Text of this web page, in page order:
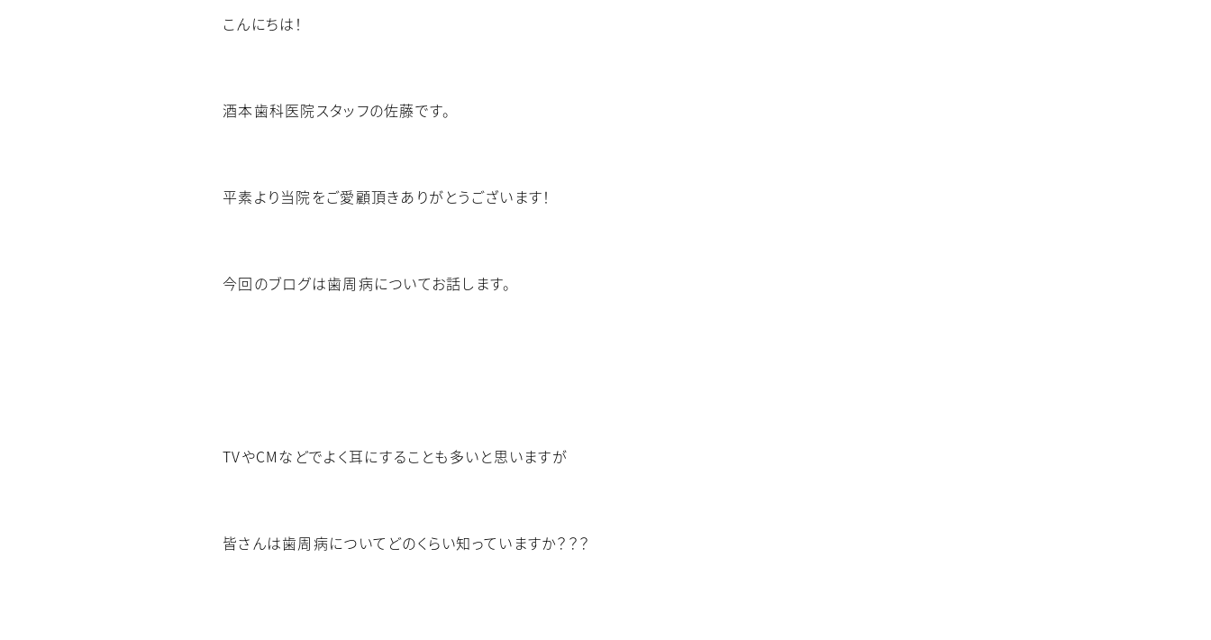
こんにちは！
酒本歯科医院スタッフの佐藤です。
平素より当院をご愛顧頂きありがとうございます！
今回のブログは歯周病についてお話します。
TVやCMなどでよく耳にすることも多いと思いますが
皆さんは歯周病についてどのくらい知っていますか？？？